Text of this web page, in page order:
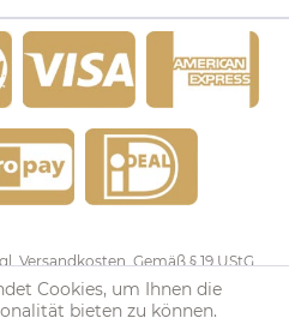
Versandkosten . Gemäß § 19 UStG
berechnet.
Cookies, um Ihnen die
bieten zu können.